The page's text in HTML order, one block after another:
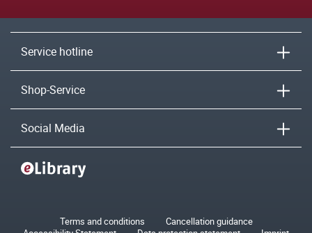
Service hotline
Shop-Service
Social Media
Terms and conditions
Cancellation guidance